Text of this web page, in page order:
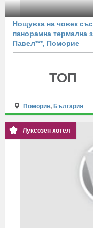
Нощувка на човек
панорамна термална
Павел***, Поморие
ТОП
Поморие, България
Луксозен хотел